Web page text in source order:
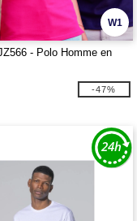
W1
- Polo Homme en
-47%